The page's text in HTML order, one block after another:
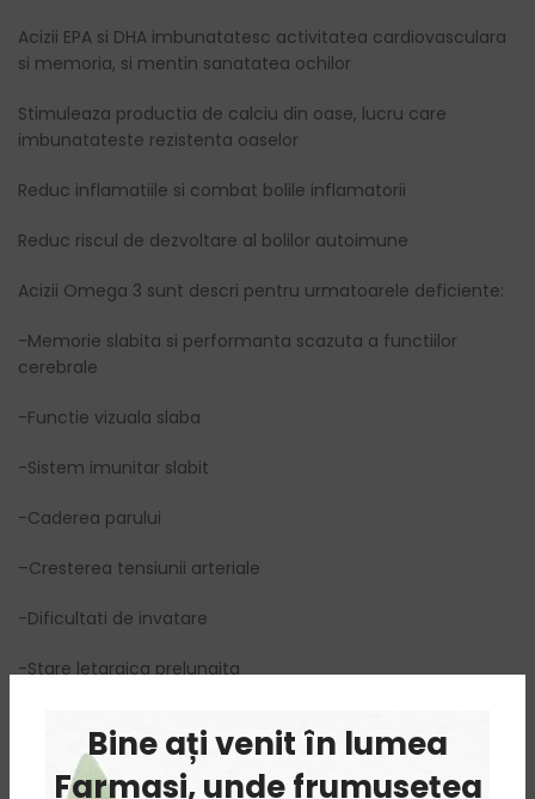
Bine ați venit în lumea
Farmasi, unde frumusețea
Acizii EPA si DHA imbunatatesc activitatea cardiovasculara
si memoria, si mentin sanatatea ochilor
Stimuleaza productia de calciu din oase, lucru care
imbunatateste rezistenta oaselor
Reduc inflamatiile si combat bolile inflamatorii
Reduc riscul de dezvoltare al bolilor autoimune
Acizii Omega 3 sunt descri pentru urmatoarele deficiente:
-Memorie slabita si performanta scazuta a functiilor
cerebrale
-Functie vizuala slaba
-Sistem imunitar slabit
-Caderea parului
–Cresterea tensiunii arteriale
-Dificultati de invatare
-Stare letargica prelungita
Instructiuni de utilizare